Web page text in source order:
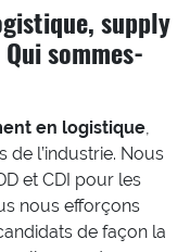
supply
sommes-
en logistique
de l’industrie. Nous
et CDI pour les
nous efforçons
de façon la